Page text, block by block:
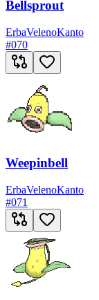
Bellsprout
ErbaVelenoKanto
#070
Weepinbell
ErbaVelenoKanto
#071